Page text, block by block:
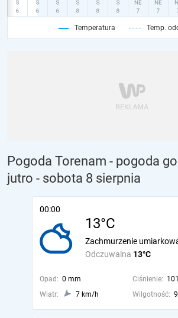
Temperatura Temp.
Pogoda Torenam - pogoda
jutro - sobota 8 sierpnia
00:00
13°C
Odczuwalna 13°C
Zachmurzenie
Opad: 0 mm Ciśnienie:
Wiatr:
7 km/h Wilgotność: